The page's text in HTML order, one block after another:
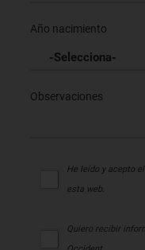
Año nacimiento
Observaciones
He leído y acepto el
esta web.
Quiero recibir